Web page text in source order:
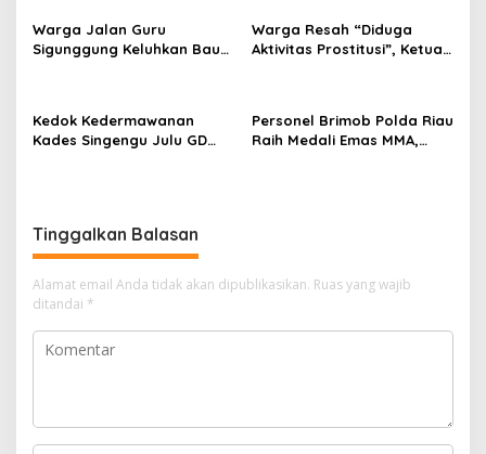
Warga Jalan Guru
Sigunggung Keluhkan Bau
Warga Resah “Diduga
Aktivitas Prostitusi”, Ketua
Jalan Tanjung Datuk
Kedok Kedermawanan
Kades Singengu Julu GD
Personel Brimob Polda Riau
Raih Medali Emas MMA,
Tinggalkan Balasan
Alamat email Anda tidak akan dipublikasikan. Ruas yang wajib
ditandai *